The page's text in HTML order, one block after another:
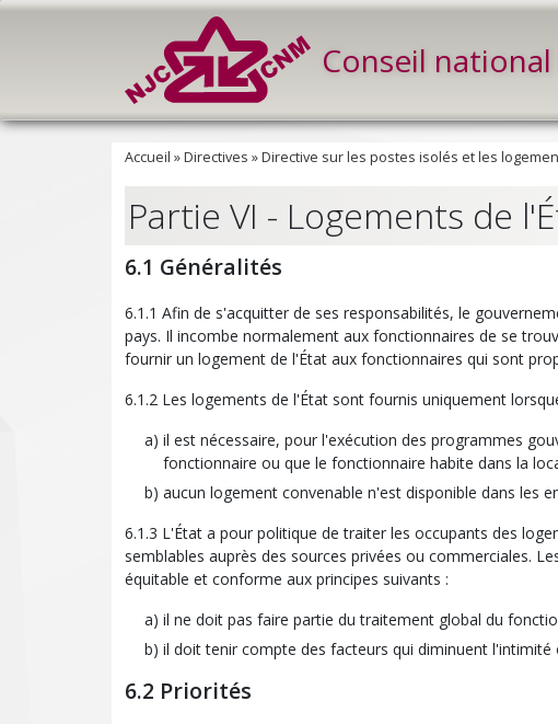
Conseil
Accueil »Directives »Directive sur les postes isolés et les
Partie VI - Logements de
6.1 Généralités
6.1.1 Afin de s'acquitter de ses responsabilités, le
pays. Il incombe normalement aux fonctionnaires de se
fournir un logement de l'État aux fonctionnaires qui sont
6.1.2 Les logements de l'État sont fournis uniquement
il est nécessaire, pour l'exécution des programmes
fonctionnaire ou que le fonctionnaire habite dans la
aucun logement convenable n'est disponible dans les
6.1.3 L'État a pour politique de traiter les occupants des
semblables auprès des sources privées ou commerciales.
équitable et conforme aux principes suivants :
il ne doit pas faire partie du traitement global du
il doit tenir compte des facteurs qui diminuent
6.2 Priorités